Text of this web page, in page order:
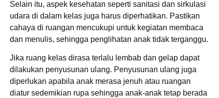
Selain itu, aspek kesehatan seperti sanitasi dan sirkulasi
udara di dalam kelas juga harus diperhatikan. Pastikan
cahaya di ruangan mencukupi untuk kegiatan membaca
dan menulis, sehingga penglihatan anak tidak terganggu.
Jika ruang kelas dirasa terlalu lembab dan gelap dapat
dilakukan penyusunan ulang. Penyusunan ulang juga
diperlukan apabila anak merasa jenuh atau ruangan
diatur sedemikian rupa sehingga anak-anak tetap berada